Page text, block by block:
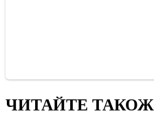
ЧИТАЙТЕ ТАКОЖ